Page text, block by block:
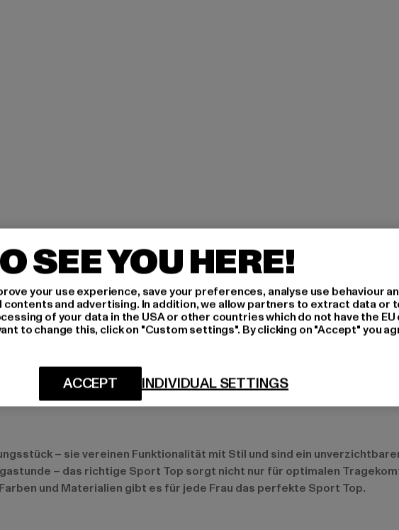
– sie vereinen Funktionalität mit Stil und sind ein
– das richtige Sport Top sorgt nicht nur für optimalen
und Materialien gibt es für jede Frau das perfekte Sport Top.
SEE YOU HERE!
your use experience, save your preferences, analyse use behaviour
and advertising. In addition, we allow partners to extract data or
of your data in the USA or other countries which do not have the EU
to change this, click on "Custom settings". By clicking on "Accept" you
INDIVIDUAL SETTINGS
ACCEPT